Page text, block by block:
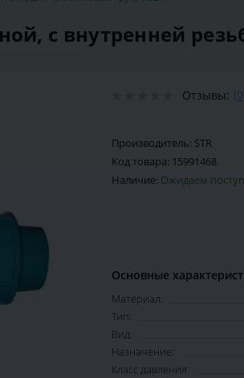
с внутренней
Отзывы:
Производитель: STR
Код товара: 15991468
Наличие: Ожидаем
Основные
Материал:
Тип:
Вид:
Назначение:
Класс давления: